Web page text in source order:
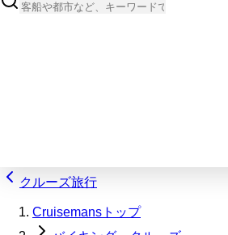
クルーズ旅行
Cruisemansトップ